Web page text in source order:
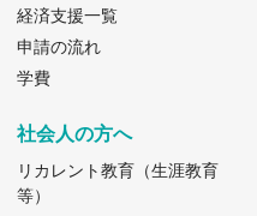
経済支援一覧
申請の流れ
学費
社会人の方へ
リカレント教育（生涯教育
等）